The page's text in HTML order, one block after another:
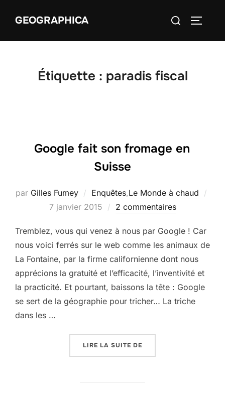
GEOGRAPHICA Rechercher :
Étiquette : paradis fiscal
Google fait son fromage en
Suisse
par Gilles Fumey Enquêtes,Le Monde à chaud
Publié
7 janvier 2015 2 commentaires
Tremblez, vous qui venez à nous par Google ! Car
nous voici ferrés sur le web comme les animaux de
La Fontaine, par la firme californienne dont nous
apprécions la gratuité et l’efficacité, l’inventivité et
la practicité. Et pourtant, baissons la tête : Google
se sert de la géographie pour tricher… La triche
dans les …
LIRE LA SUITE DE